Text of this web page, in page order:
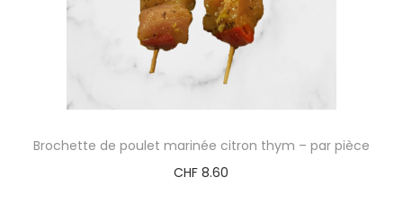
Brochette de poulet marinée citron thym – par pièce
CHF 8.60